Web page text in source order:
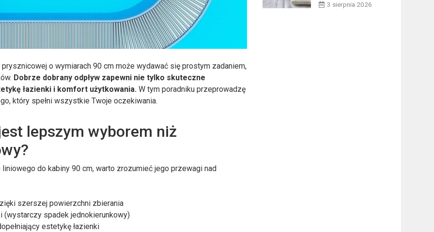
o wymiarach 90 cm może wydawać się prostym zadaniem,
Dobrze dobrany odpływ zapewni nie tylko skuteczne
łazienki i komfort użytkowania. W tym poradniku przeprowadzę
który spełni wszystkie Twoje oczekiwania.
lepszym wyborem niż
do kabiny 90 cm, warto zrozumieć jego przewagi nad
szerszej powierzchni zbierania
spadek jednokierunkowy)
estetykę łazienki
3 sierpnia 2026